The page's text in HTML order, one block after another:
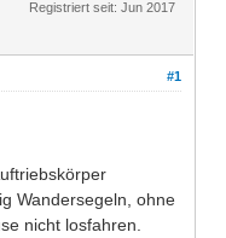
Registriert seit: Jun 2017
#1
Wandersegeln, ohne
nicht losfahren.